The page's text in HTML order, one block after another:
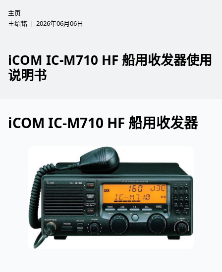
主页
王绍铭
2026年06月06日
iCOM IC-M710 HF 船用收发器使用
说明书
iCOM IC-M710 HF 船用收发器